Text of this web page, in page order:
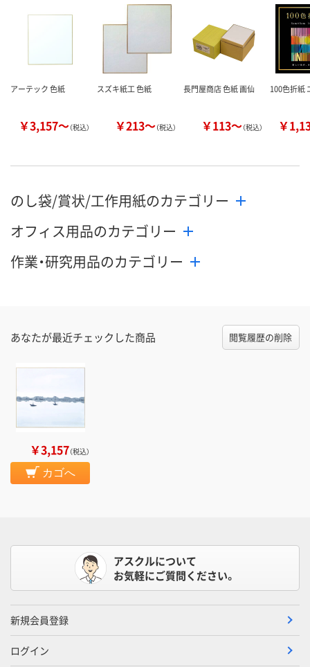
（次回入荷日
アーテック 色紙
￥3,157～（税込）
スズキ紙工 色紙
￥213～（税込）
長門屋商店 色紙 画仙
￥113～（税込）
100色折紙
￥
のし袋/賞状/工作用紙のカテゴリー
オフィス用品のカテゴリー
作業・研究用品のカテゴリー
あなたが最近チェックした商品 閲覧履歴の削除
￥3,157（税込）
カゴへ
アスクルについて
お気軽にご質問ください。
新規会員登録
ログイン